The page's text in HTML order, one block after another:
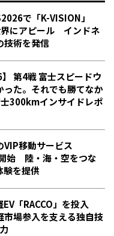
で「K-VISION」
界にアピール インドネ
技術を発信
】 第4戦 富士スピードウ
た。それでも勝てなか
士300kmインサイドレポ
VIP移動サービス
始 陸・海・空をつな
験を提供
EV「RACCO」を投入
市場参入を支える独自技